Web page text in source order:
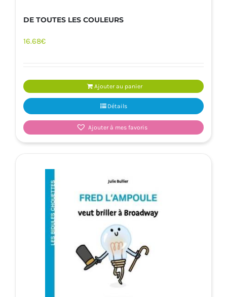
DE TOUTES LES COULEURS
16.68€
Ajouter au panier
Détails
Ajouter à mes favoris